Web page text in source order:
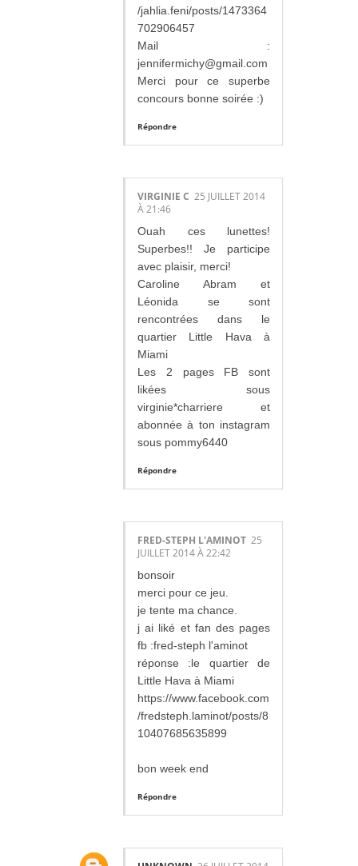
/jahlia.feni/posts/1473364
702906457
Mail :
jennifermichy@gmail.com
Merci pour ce superbe
concours bonne soirée :)
Répondre
VIRGINIE C 25 JUILLET 2014
À 21:46
Ouah ces lunettes!
Superbes!! Je participe
avec plaisir, merci!
Caroline Abram et
Léonida se sont
rencontrées dans le
quartier Little Hava à
Miami
Les 2 pages FB sont
likées sous
virginie*charriere et
abonnée à ton instagram
sous pommy6440
Répondre
FRED-STEPH L'AMINOT 25
JUILLET 2014 À 22:42
bonsoir
merci pour ce jeu.
je tente ma chance.
j ai liké et fan des pages
fb :fred-steph l'aminot
réponse :le quartier de
Little Hava à Miami
https://www.facebook.com
/fredsteph.laminot/posts/8
10407685635899
bon week end
Répondre